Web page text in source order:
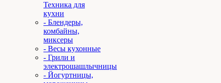
Техника для
кухни
- Блендеры,
комбайны,
миксеры
- Весы кухонные
- Грили и
электрошашлычницы
- Йогуртницы,